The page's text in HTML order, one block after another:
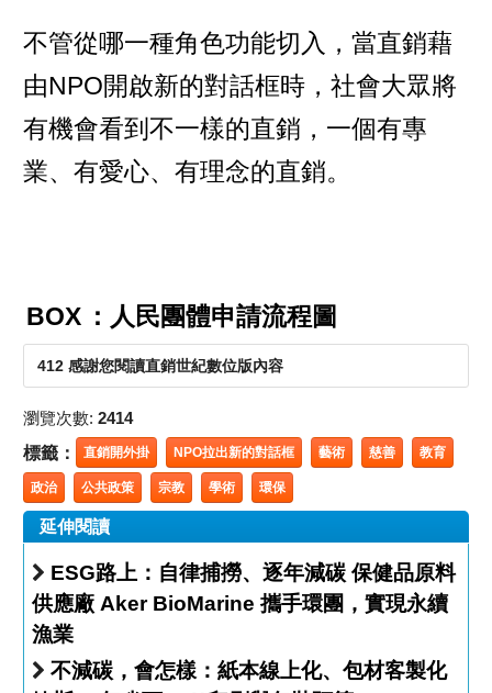
不管從哪一種角色功能切入，當直銷藉
由NPO開啟新的對話框時，社會大眾將
有機會看到不一樣的直銷，一個有專
業、有愛心、有理念的直銷。
BOX ：人民團體申請流程圖
412 感謝您閱讀直銷世紀數位版內容
瀏覽次數: 2414
標籤： 直銷開外掛 NPO拉出新的對話框 藝術 慈善 教育
政治 公共政策 宗教 學術 環保
延伸閱讀
ESG路上：自律捕撈、逐年減碳 保健品原料
供應廠 Aker BioMarine 攜手環團，實現永續
漁業
不減碳，會怎樣：紙本線上化、包材客製化